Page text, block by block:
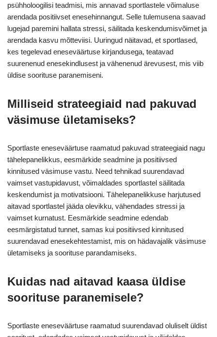
psühholoogilisi teadmisi, mis annavad sportlastele võimaluse
arendada positiivset enesehinnangut. Selle tulemusena saavad
lugejad paremini hallata stressi, säilitada keskendumisvõimet ja
arendada kasvu mõtteviisi. Uuringud näitavad, et sportlased,
kes tegelevad eneseväärtuse kirjandusega, teatavad
suurenenud enesekindlusest ja vähenenud ärevusest, mis viib
üldise soorituse paranemiseni.
Milliseid strateegiaid nad pakuvad
väsimuse ületamiseks?
Sportlaste eneseväärtuse raamatud pakuvad strateegiaid nagu
tähelepanelikkus, eesmärkide seadmine ja positiivsed
kinnitused väsimuse vastu. Need tehnikad suurendavad
vaimset vastupidavust, võimaldades sportlastel säilitada
keskendumist ja motivatsiooni. Tähelepanelikkuse harjutused
aitavad sportlastel jääda olevikku, vähendades stressi ja
vaimset kurnatust. Eesmärkide seadmine edendab
eesmärgistatud tunnet, samas kui positiivsed kinnitused
suurendavad enesekehtestamist, mis on hädavajalik väsimuse
ületamiseks ja soorituse parandamiseks.
Kuidas nad aitavad kaasa üldise
soorituse paranemisele?
Sportlaste eneseväärtuse raamatud suurendavad oluliselt üldist